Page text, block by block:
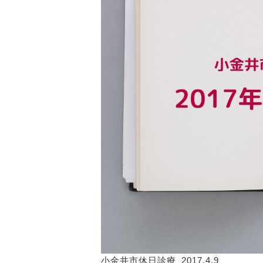
小金井市休日診療_2017.4.9